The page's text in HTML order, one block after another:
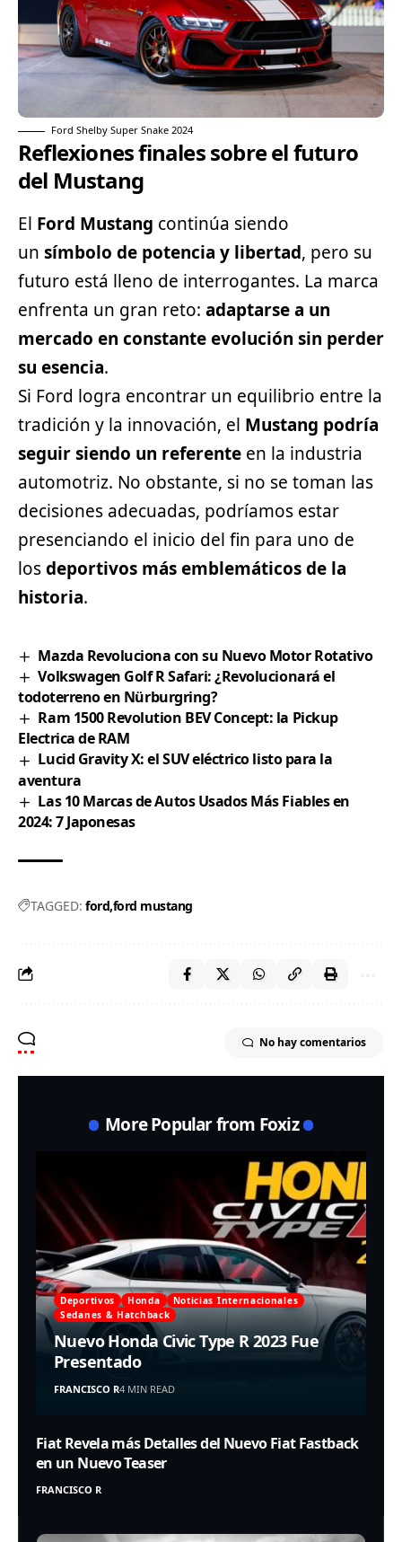
Ford Shelby Super Snake 2024
Reflexiones finales sobre el futuro
del Mustang
El Ford Mustang continúa siendo
un símbolo de potencia y libertad, pero su
futuro está lleno de interrogantes. La marca
enfrenta un gran reto: adaptarse a un
mercado en constante evolución sin perder
su esencia.
Si Ford logra encontrar un equilibrio entre la
tradición y la innovación, el Mustang podría
seguir siendo un referente en la industria
automotriz. No obstante, si no se toman las
decisiones adecuadas, podríamos estar
presenciando el inicio del fin para uno de
losdeportivos más emblemáticos de la
historia.
Mazda Revoluciona con su Nuevo Motor Rotativo
Volkswagen Golf R Safari: ¿Revolucionará el
todoterreno en Nürburgring?
Ram 1500 Revolution BEV Concept: la Pickup
Electrica de RAM
Lucid Gravity X: el SUV eléctrico listo para la
aventura
Las 10 Marcas de Autos Usados Más Fiables en
2024: 7 Japonesas
TAGGED: ford ford mustang
No hay comentarios
More Popular from Foxiz
Deportivos Honda
Noticias Internacionales
Sedanes & Hatchback
Nuevo Honda Civic Type R 2023 Fue
Presentado
FRANCISCO R4 MIN READ
Fiat Revela más Detalles del Nuevo Fiat Fastback
en un Nuevo Teaser
FRANCISCO R